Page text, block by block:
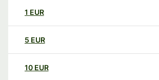
1 EUR
5 EUR
10 EUR